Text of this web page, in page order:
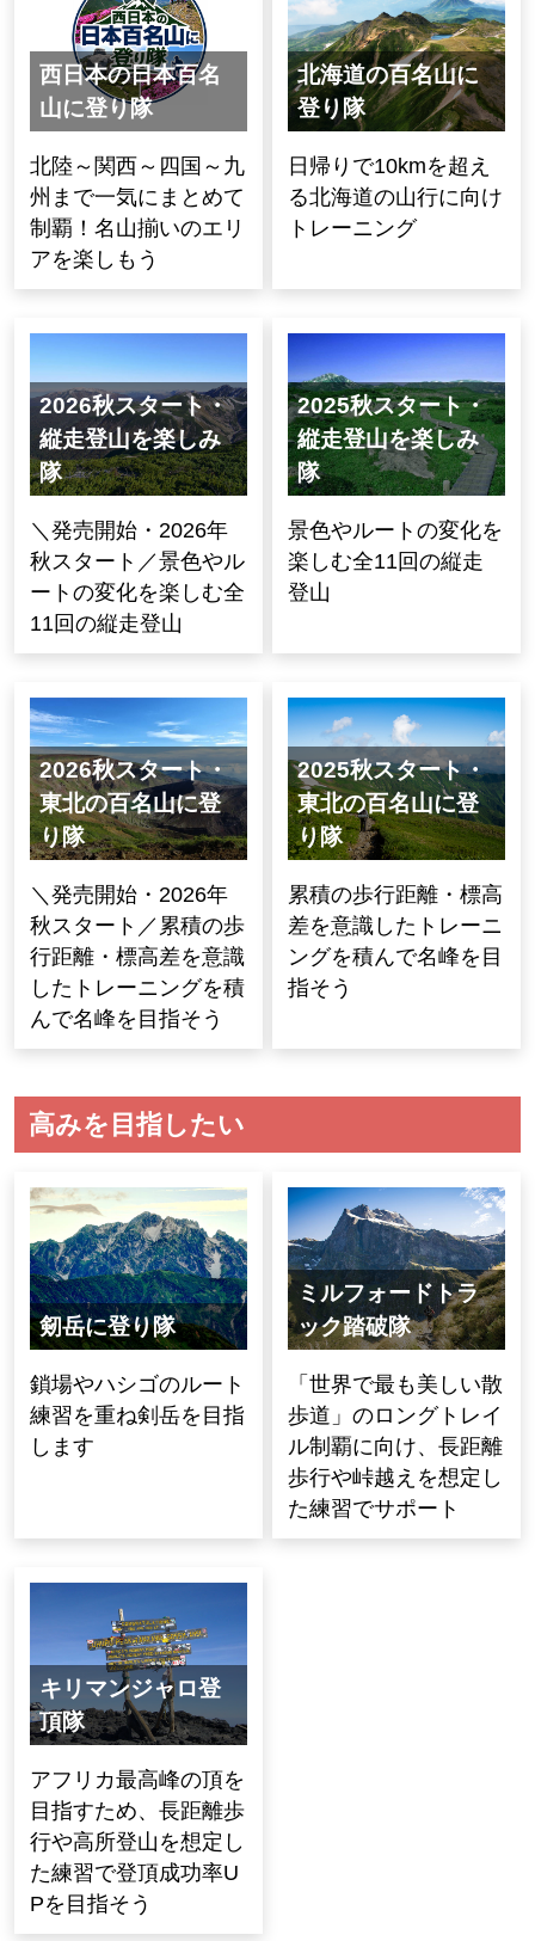
西日本の日本百名
山に登り隊
北陸～関西～四国～九
州まで一気にまとめて
制覇！名山揃いのエリ
アを楽しもう
北海道の百名山に
登り隊
日帰りで10kmを超え
る北海道の山行に向け
トレーニング
2026秋スタート・
縦走登山を楽しみ
隊
＼発売開始・2026年
秋スタート／景色やル
ートの変化を楽しむ全
11回の縦走登山
2025秋スタート・
縦走登山を楽しみ
隊
景色やルートの変化を
楽しむ全11回の縦走
登山
2026秋スタート・
東北の百名山に登
り隊
＼発売開始・2026年
秋スタート／累積の歩
行距離・標高差を意識
したトレーニングを積
んで名峰を目指そう
2025秋スタート・
東北の百名山に登
り隊
累積の歩行距離・標高
差を意識したトレーニ
ングを積んで名峰を目
指そう
高みを目指したい
剱岳に登り隊
鎖場やハシゴのルート
練習を重ね剣岳を目指
します
ミルフォードトラ
ック踏破隊
「世界で最も美しい散
歩道」のロングトレイ
ル制覇に向け、長距離
歩行や峠越えを想定し
た練習でサポート
キリマンジャロ登
頂隊
アフリカ最高峰の頂を
目指すため、長距離歩
行や高所登山を想定し
た練習で登頂成功率U
Pを目指そう